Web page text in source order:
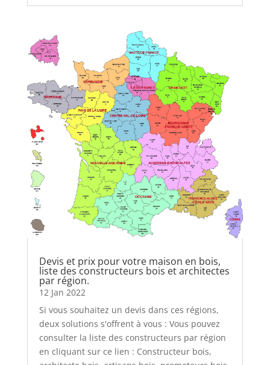
Devis et prix pour votre maison en bois,
liste des constructeurs bois et architectes
par région.
12 Jan 2022
Si vous souhaitez un devis dans ces régions,
deux solutions s'offrent à vous : Vous pouvez
consulter la liste des constructeurs par région
en cliquant sur ce lien : Constructeur bois,